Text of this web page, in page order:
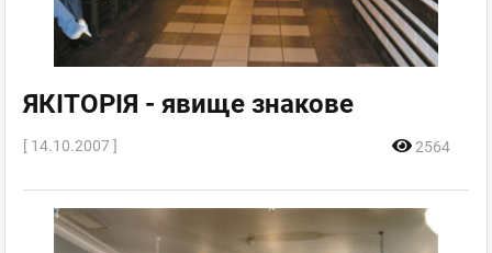
ЯКІТОРІЯ - явище знакове
[ 14.10.2007 ] 2564